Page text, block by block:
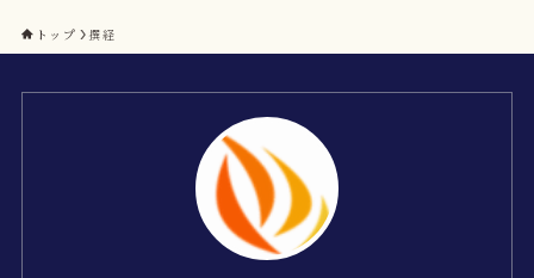
トップ 撰経